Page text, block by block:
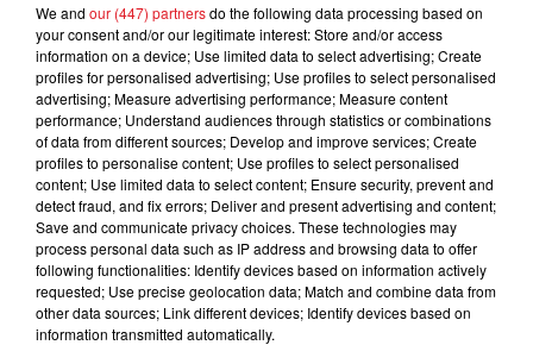
1er août 2026
GAGNEZ VOS ENTRÉES POUR TOUTE LA
FAMILLE À DENNLYS PARC !
We and our (447) partnersdo the following data processing based on
your consent and/or our legitimate interest: Store and/or access
information on a device; Use limited data to select advertising; Create
profiles for personalised advertising; Use profiles to select personalised
advertising; Measure advertising performance; Measure content
performance; Understand audiences through statistics or combinations
of data from different sources; Develop and improve services; Create
profiles to personalise content; Use profiles to select personalised
content; Use limited data to select content; Ensure security, prevent and
detect fraud, and fix errors; Deliver and present advertising and content;
Save and communicate privacy choices. These technologies may
process personal data such as IP address and browsing data to offer
following functionalities: Identify devices based on information actively
requested; Use precise geolocation data; Match and combine data from
other data sources; Link different devices; Identify devices based on
information transmitted automatically.